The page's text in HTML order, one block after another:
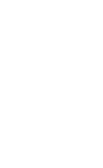
ーザーです
実績があります
あります